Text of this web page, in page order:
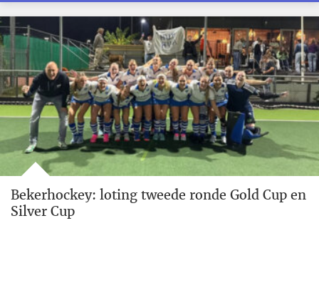
Bekerhockey: loting tweede ronde Gold Cup en
Silver Cup